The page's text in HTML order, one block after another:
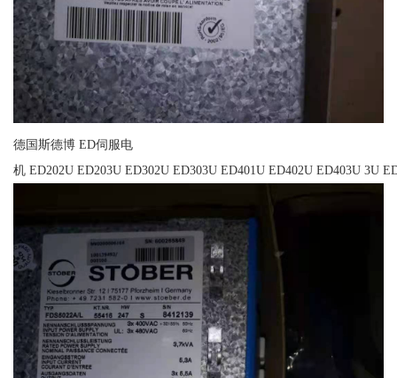
德国斯德博 ED伺服电
机 ED202U ED203U ED302U ED303U ED401U ED402U ED403U 3U